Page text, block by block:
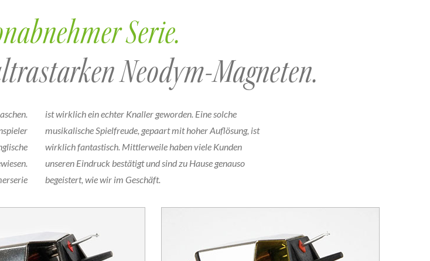
Serie.
Neodym-Magneten.
ist wirklich ein echter Knaller geworden. Eine solche
musikalische Spielfreude, gepaart mit hoher Auflösung, ist
wirklich fantastisch. Mittlerweile haben viele Kunden
unseren Eindruck bestätigt und sind zu Hause genauso
begeistert, wie wir im Geschäft.